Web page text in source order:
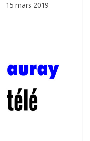
– 15 mars 2019